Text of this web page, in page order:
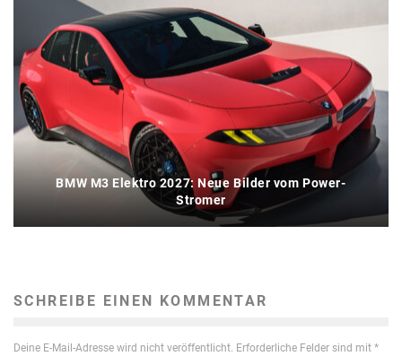
BMW M3 Elektro 2027: Neue Bilder vom Power-
Stromer
SCHREIBE EINEN KOMMENTAR
Deine E-Mail-Adresse wird nicht veröffentlicht. Erforderliche Felder sind mit *